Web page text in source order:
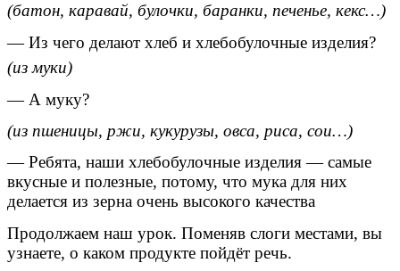
(батон, каравай, булочки, баранки, печенье, кекс…)
— Из чего делают хлеб и хлебобулочные изделия?
(из муки)
— А муку?
(из пшеницы, ржи, кукурузы, овса, риса, сои…)
— Ребята, наши хлебобулочные изделия — самые
вкусные и полезные, потому, что мука для них
делается из зерна очень высокого качества
Продолжаем наш урок. Поменяв слоги местами, вы
узнаете, о каком продукте пойдёт речь.